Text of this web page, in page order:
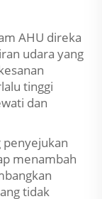
AHU direka
udara yang
tinggi
dan
penyejukan
menambah
tidak